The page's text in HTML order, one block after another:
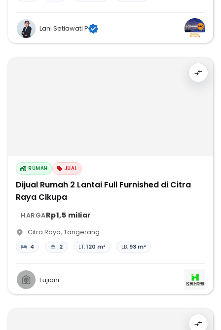
Lani Setiawati P
RUMAH JUAL
Dijual Rumah 2 Lantai Full Furnished di Citra
Raya Cikupa
HARGARp1,5 miliar
Citra Raya, Tangerang
4 2 LT:120 m² LB: 93 m²
Fujiani